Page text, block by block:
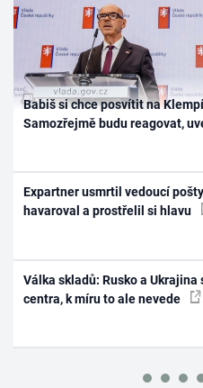
Babiš si chce posvítit na
Samozřejmě budu reagovat,
Expartner usmrtil vedoucí
havaroval a prostřelil si hlavu
Válka skladů: Rusko a
centra, k míru to ale nevede